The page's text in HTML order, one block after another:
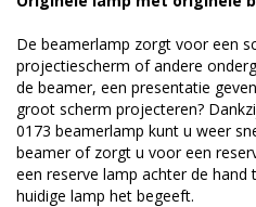
De beamerlamp zorgt voor een
projectiescherm of andere
de beamer, een presentatie
groot scherm projecteren?
0173 beamerlamp kunt u weer
beamer of zorgt u voor een
een reserve lamp achter de hand
huidige lamp het begeeft.